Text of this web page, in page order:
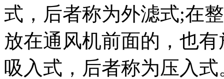
式，后者称为外滤式;在
放在通风机前面的，也
吸入式，后者称为压入